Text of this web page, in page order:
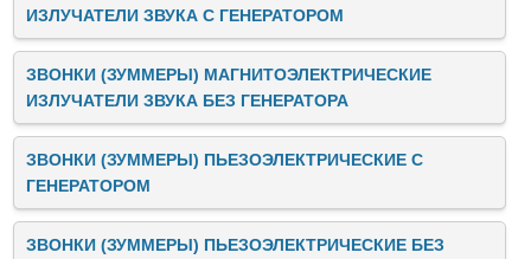
ИЗЛУЧАТЕЛИ ЗВУКА C ГЕНЕРАТОРОМ
ЗВОНКИ (ЗУММЕРЫ) МАГНИТОЭЛЕКТРИЧЕСКИЕ
ИЗЛУЧАТЕЛИ ЗВУКА БЕЗ ГЕНЕРАТОРА
ЗВОНКИ (ЗУММЕРЫ) ПЬЕЗОЭЛЕКТРИЧЕСКИЕ C
ГЕНЕРАТОРОМ
ЗВОНКИ (ЗУММЕРЫ) ПЬЕЗОЭЛЕКТРИЧЕСКИЕ БЕЗ